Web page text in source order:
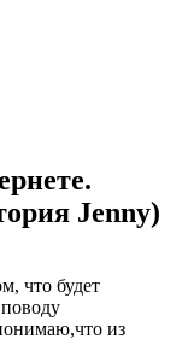
Jenny)
что будет
из